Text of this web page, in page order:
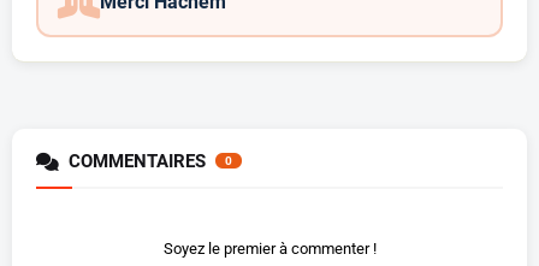
COMMENTAIRES 0
Soyez le premier à commenter !